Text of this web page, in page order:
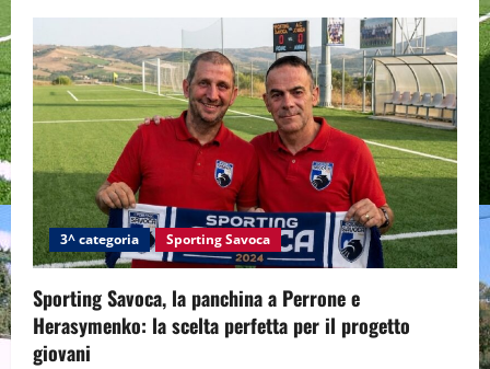
3^ categoria Sporting Savoca
Sporting Savoca, la panchina a Perrone e
Herasymenko: la scelta perfetta per il progetto
giovani